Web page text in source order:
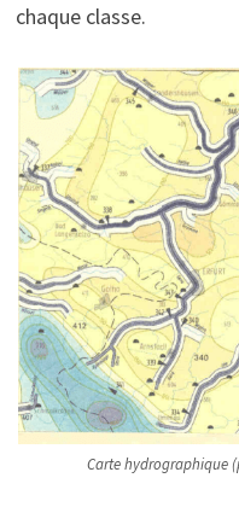
chaque classe.
Carte hydrographique